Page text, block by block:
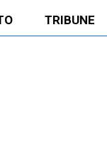
TRIBUNE